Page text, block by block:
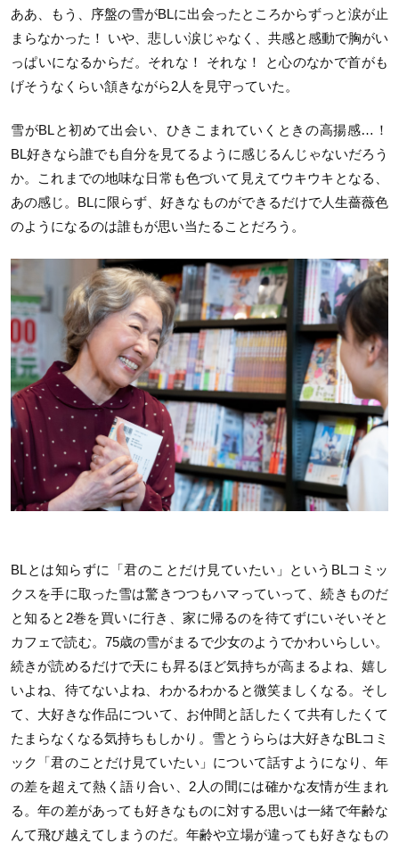
ああ、もう、序盤の雪がBLに出会ったところからずっと涙が止
まらなかった！ いや、悲しい涙じゃなく、共感と感動で胸がい
っぱいになるからだ。それな！ それな！ と心のなかで首がも
げそうなくらい頷きながら2人を見守っていた。
雪がBLと初めて出会い、ひきこまれていくときの高揚感…！
BL好きなら誰でも自分を見てるように感じるんじゃないだろう
か。これまでの地味な日常も色づいて見えてウキウキとなる、
あの感じ。BLに限らず、好きなものができるだけで人生薔薇色
のようになるのは誰もが思い当たることだろう。
BLとは知らずに「君のことだけ見ていたい」というBLコミッ
クスを手に取った雪は驚きつつもハマっていって、続きものだ
と知ると2巻を買いに行き、家に帰るのを待てずにいそいそと
カフェで読む。75歳の雪がまるで少女のようでかわいらしい。
続きが読めるだけで天にも昇るほど気持ちが高まるよね、嬉し
いよね、待てないよね、わかるわかると微笑ましくなる。そし
て、大好きな作品について、お仲間と話したくて共有したくて
たまらなくなる気持ちもしかり。雪とうららは大好きなBLコミ
ック「君のことだけ見ていたい」について話すようになり、年
の差を超えて熱く語り合い、2人の間には確かな友情が生まれ
る。年の差があっても好きなものに対する思いは一緒で年齢な
んて飛び越えてしまうのだ。年齢や立場が違っても好きなもの